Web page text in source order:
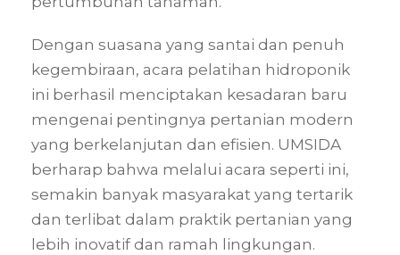
Dengan suasana yang santai dan penuh
kegembiraan, acara pelatihan hidroponik
ini berhasil menciptakan kesadaran baru
mengenai pentingnya pertanian modern
yang berkelanjutan dan efisien. UMSIDA
berharap bahwa melalui acara seperti ini,
semakin banyak masyarakat yang tertarik
dan terlibat dalam praktik pertanian yang
lebih inovatif dan ramah lingkungan.